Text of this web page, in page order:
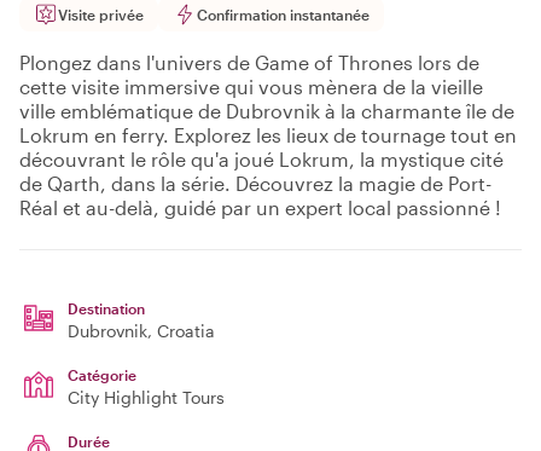
Visite privée Confirmation instantanée
Plongez dans l'univers de Game of Thrones lors de
cette visite immersive qui vous mènera de la vieille
ville emblématique de Dubrovnik à la charmante île de
Lokrum en ferry. Explorez les lieux de tournage tout en
découvrant le rôle qu'a joué Lokrum, la mystique cité
de Qarth, dans la série. Découvrez la magie de Port-
Réal et au-delà, guidé par un expert local passionné !
Destination
Dubrovnik, Croatia
Catégorie
City Highlight Tours
Durée